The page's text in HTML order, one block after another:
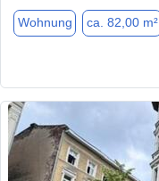
Wohnung ca. 82,00 m²